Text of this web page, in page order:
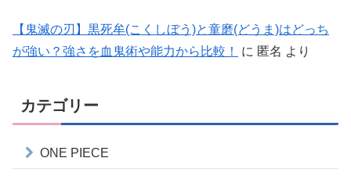
【鬼滅の刃】黒死牟(こくしぼう)と童磨(どうま)はどっち
が強い？強さを血鬼術や能力から比較！
に 匿名 より
カテゴリー
ONE PIECE